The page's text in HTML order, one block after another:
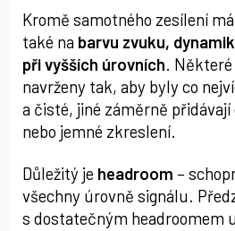
Kromě samotného zesílení
také na barvu zvuku,
při vyšších úrovních.
navrženy tak, aby byly co
a čisté, jiné záměrně
nebo jemné zkreslení.
Důležitý je headroom –
všechny úrovně signálu.
s dostatečným headroomem